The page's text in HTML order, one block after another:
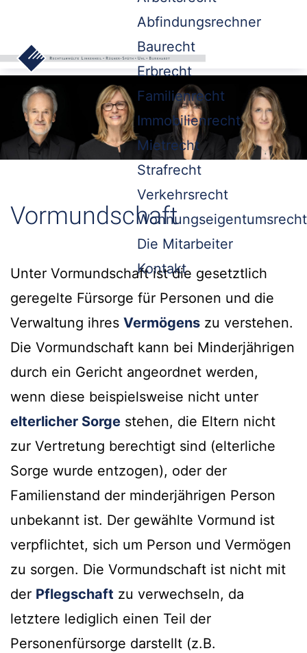
Abfindungsrechner
Baurecht
Erbrecht
Familienrecht
Immobilienrecht
Mietrecht
Strafrecht
Verkehrsrecht
Wohnungseigentumsrecht
Die Mitarbeiter
Kontakt
Vormundschaft
Unter Vormundschaft ist die gesetztlich
geregelte Fürsorge für Personen und die
Verwaltung ihres Vermögens zu verstehen.
Die Vormundschaft kann bei Minderjährigen
durch ein Gericht angeordnet werden,
wenn diese beispielsweise nicht unter
elterlicher Sorge stehen, die Eltern nicht
zur Vertretung berechtigt sind (elterliche
Sorge wurde entzogen), oder der
Familienstand der minderjährigen Person
unbekannt ist. Der gewählte Vormund ist
verpflichtet, sich um Person und Vermögen
zu sorgen. Die Vormundschaft ist nicht mit
der Pflegschaft zu verwechseln, da
letztere lediglich einen Teil der
Personenfürsorge darstellt (z.B.